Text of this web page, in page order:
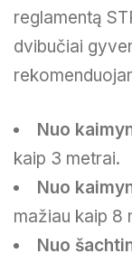
reglamentą
dvibučiai
Nuo
kaip 3 metrai.
Nuo
mažiau kaip 8
Nuo